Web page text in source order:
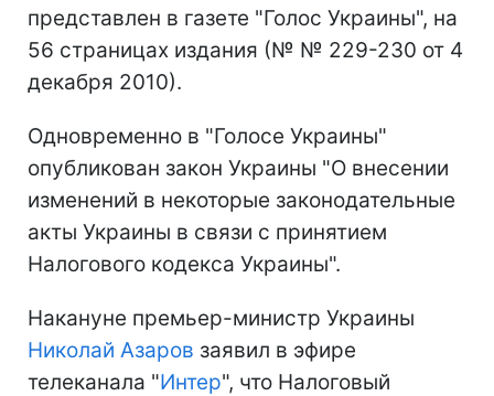
представлен в газете "Голос Украины", на
56 страницах издания (№ № 229-230 от 4
декабря 2010).
Одновременно в "Голосе Украины"
опубликован закон Украины "О внесении
изменений в некоторые законодательные
акты Украины в связи с принятием
Налогового кодекса Украины".
Накануне премьер-министр Украины
Николай Азаров заявил в эфире
телеканала "Интер", что Налоговый